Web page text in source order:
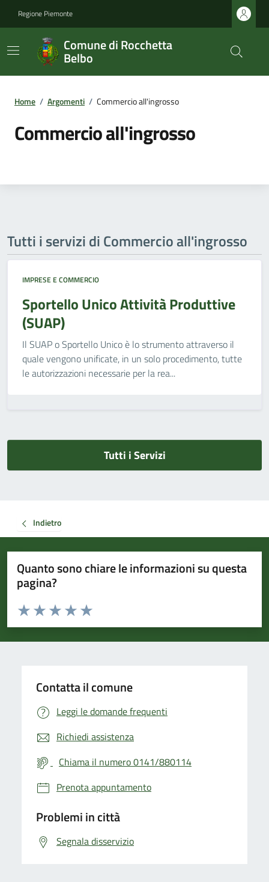
Regione Piemonte
Comune di Rocchetta
Belbo
Home / Argomenti / Commercio all'ingrosso
Commercio all'ingrosso
Tutti i servizi di Commercio all'ingrosso
IMPRESE E COMMERCIO
Sportello Unico Attività Produttive
(SUAP)
Il SUAP o Sportello Unico è lo strumento attraverso il
quale vengono unificate, in un solo procedimento, tutte
le autorizzazioni necessarie per la rea...
Tutti i Servizi
Indietro
Quanto sono chiare le informazioni su questa
pagina?
Valuta da 1 a 5 stelle la pagina
Valuta 5 stelle su 5
Valuta 4 stelle su 5
Valuta 3 stelle su 5
Valuta 2 stelle su 5
Valuta 1 stelle su 5
Contatta il comune
Leggi le domande frequenti
Richiedi assistenza
Chiama il numero 0141/880114
Prenota appuntamento
Problemi in città
Segnala disservizio